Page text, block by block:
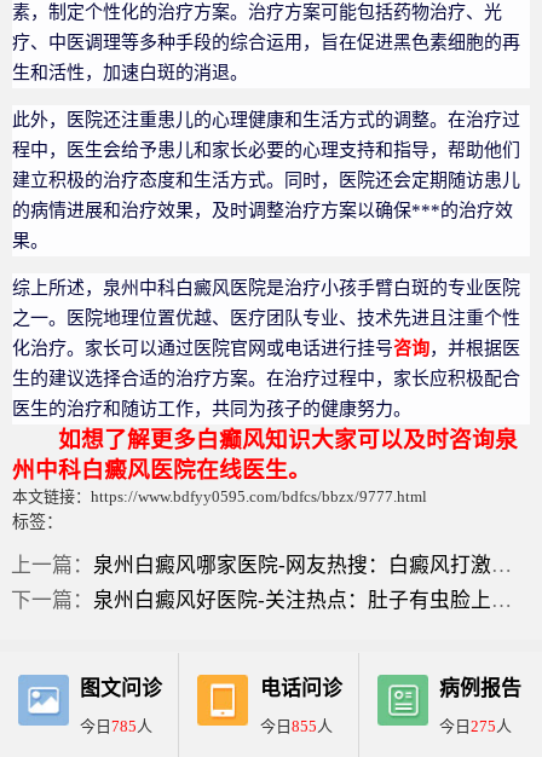
素，制定个性化的治疗方案。治疗方案可能包括药物治疗、光
疗、中医调理等多种手段的综合运用，旨在促进黑色素细胞的再
生和活性，加速白斑的消退。
此外，医院还注重患儿的心理健康和生活方式的调整。在治疗过
程中，医生会给予患儿和家长必要的心理支持和指导，帮助他们
建立积极的治疗态度和生活方式。同时，医院还会定期随访患儿
的病情进展和治疗效果，及时调整治疗方案以确保***的治疗效
果。
综上所述，泉州中科白癜风医院是治疗小孩手臂白斑的专业医院
之一。医院地理位置优越、医疗团队专业、技术先进且注重个性
化治疗。家长可以通过医院官网或电话进行挂号咨询，并根据医
生的建议选择合适的治疗方案。在治疗过程中，家长应积极配合
医生的治疗和随访工作，共同为孩子的健康努力。
如想了解更多白癫风知识大家可以及时咨询泉
州中科白癜风医院在线医生。
本文链接：https://www.bdfyy0595.com/bdfcs/bbzx/9777.html
标签：
上一篇： 泉州白癜风哪家医院-网友热搜：白癜风打激素症状？
下一篇： 泉州白癜风好医院-关注热点：肚子有虫脸上白斑图片？
图文问诊
今日785人
电话问诊
今日 855人
病例报告
今日275人